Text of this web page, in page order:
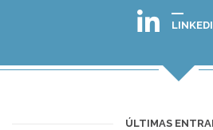
ÚLTIMAS